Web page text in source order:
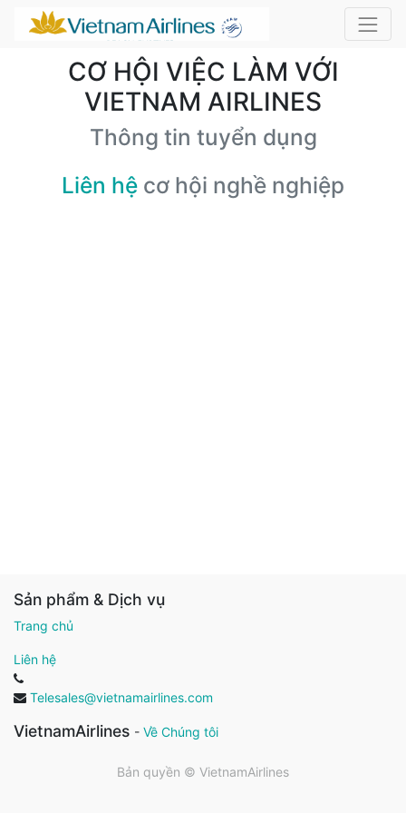
CƠ HỘI VIỆC LÀM VỚI
VIETNAM AIRLINES
Thông tin tuyển dụng
Liên hệ cơ hội nghề nghiệp
Sản phẩm & Dịch vụ
Trang chủ
Liên hệ
Telesales@vietnamairlines.com
VietnamAirlines - Về Chúng tôi
Bản quyền © VietnamAirlines